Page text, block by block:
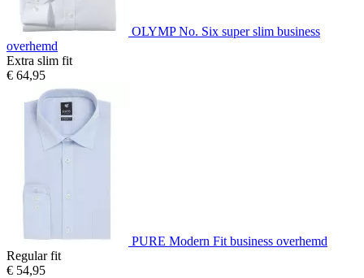
OLYMP No. Six super slim business
overhemd
Extra slim fit
€ 64,95
PURE Modern Fit business overhemd
Regular fit
€ 54,95